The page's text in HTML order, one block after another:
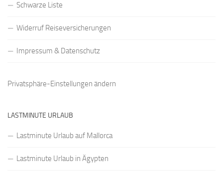
Schwarze Liste
Widerruf Reiseversicherungen
Impressum & Datenschutz
Privatsphäre-Einstellungen ändern
LASTMINUTE URLAUB
Lastminute Urlaub auf Mallorca
Lastminute Urlaub in Ägypten